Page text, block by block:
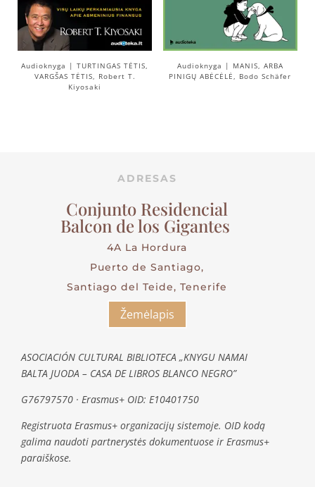
Audioknyga | TURTINGAS TĖTIS,
VARGŠAS TĖTIS, Robert T.
Kiyosaki
Audioknyga | MANIS, ARBA
PINIGŲ ABĖCĖLĖ, Bodo Schäfer
ADRESAS
Conjunto Residencial
Balcon de los Gigantes
4A La Hordura
Puerto de Santiago,
Santiago del Teide, Tenerife
Žemėlapis
ASOCIACIÓN CULTURAL BIBLIOTECA „KNYGU NAMAI
BALTA JUODA – CASA DE LIBROS BLANCO NEGRO”
G76797570 · Erasmus+ OID: E10401750
Registruota Erasmus+ organizacijų sistemoje. OID kodą
galima naudoti partnerystės dokumentuose ir Erasmus+
paraiškose.